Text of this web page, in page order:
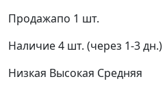
Продажапо 1 шт.
Наличие4 шт. (через 1-3 дн.)
Низкая Высокая Средняя